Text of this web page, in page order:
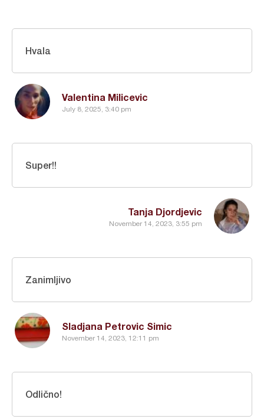
Valentina Milicevic
July 8, 2025, 3:40 pm
Hvala
Tanja Djordjevic
November 14, 2023, 3:55 pm
Super!!
Sladjana Petrovic Simic
November 14, 2023, 12:11 pm
Zanimljivo
Odlično!